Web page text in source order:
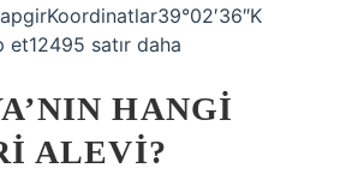
et12495 satır daha
HANGI
ALEVI?